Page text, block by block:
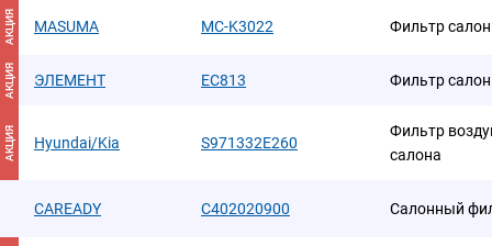
АКЦИЯ MASUMA MC-K3022 Фильтр
АКЦИЯ ЭЛЕМЕНТ EC813 Фильтр
АКЦИЯ Hyundai/Kia S971332E260
Фильтр
салона
CAREADY C402020900 Салонный